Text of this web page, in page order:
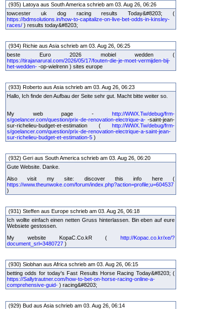
(935) Latoya aus South America schrieb am 03. Aug 26, 06:26
towcester uk dog racing results Today&#8203; (
https://bdmsolutions.in/how-to-capitalize-on-live-bet-odds-in-kinsley-
races/ ) results today&#8203;
(934) Richie aus Asia schrieb am 03. Aug 26, 06:25
beste Euro 2026 mobiel wedden (
https://tirajanarural.com/2026/05/17/fouten-die-je-moet-vermijden-bij-
het-wedden- -op-wielrenn ) sites europe
(933) Roberto aus Asia schrieb am 03. Aug 26, 06:23
Hallo, Ich finde den Aufbau der Seite sehr gut. Macht bitte weiter so.
My web page - http://WWX.Tw/debug/frm-
s/goelancer.com/question/prix-de-renovation-electrique-a- -saint-jean-
sur-richelieu-budget-et-estimation ( http://WWX.Tw/debug/frm-
s/goelancer.com/question/prix-de-renovation-electrique-a-saint-jean-
sur-richelieu-budget-et-estimation-5 )
(932) Geri aus South America schrieb am 03. Aug 26, 06:20
Gute Website. Danke.
Also visit my site: discover this info here (
https://www.theunwoke.com/forum/index.php?action=profile;u=604537
)
(931) Steffen aus Europe schrieb am 03. Aug 26, 06:18
Ich wollte einfach einen netten Gruss hinterlassen. Bin eben auf eure
Websiete gestossen.
My website KopaC.Co.kR ( http://Kopac.co.kr/xe/?
document_srl=3480727 )
(930) Siobhan aus Africa schrieb am 03. Aug 26, 06:15
betting odds for today's Fast Results Horse Racing Today&#8203; (
https://Sallytrautner.com/how-to-bet-on-horse-racing-online-a-
comprehensive-guid- ) racing&#8203;
(929) Bud aus Asia schrieb am 03. Aug 26, 06:14